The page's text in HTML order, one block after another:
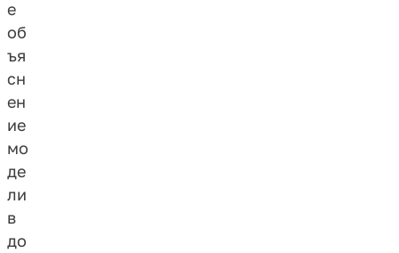
е
об
ъя
сн
ен
ие
мо
де
ли
в
до